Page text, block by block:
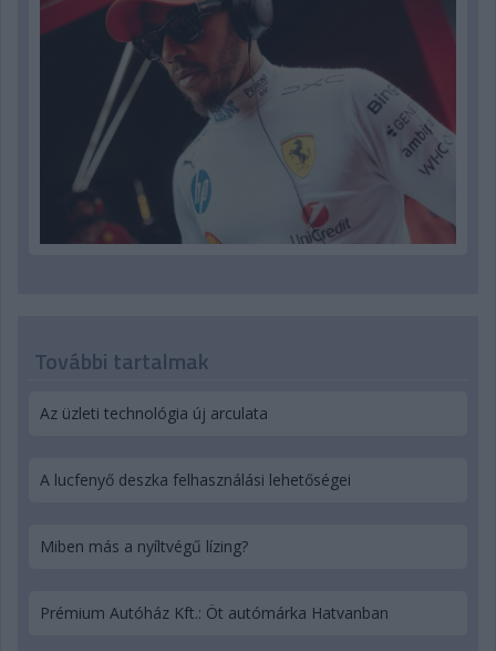
További tartalmak
Az üzleti technológia új arculata
A lucfenyő deszka felhasználási lehetőségei
Miben más a nyíltvégű lízing?
Prémium Autóház Kft.: Öt autómárka Hatvanban